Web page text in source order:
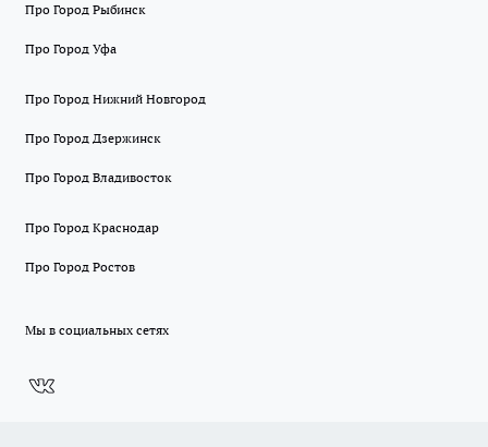
Про Город Рыбинск
Про Город Уфа
Про Город Нижний Новгород
Про Город Дзержинск
Про Город Владивосток
Про Город Краснодар
Про Город Ростов
Мы в социальных сетях